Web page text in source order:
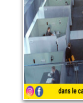
18 août 2026